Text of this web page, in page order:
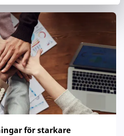
för starkare